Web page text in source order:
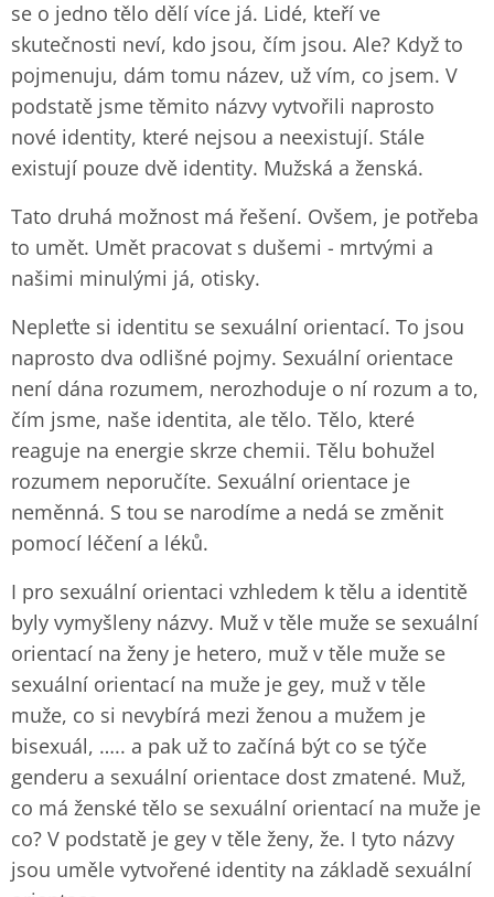
se o jedno tělo dělí více já. Lidé, kteří ve
skutečnosti neví, kdo jsou, čím jsou. Ale? Když to
pojmenuju, dám tomu název, už vím, co jsem. V
podstatě jsme těmito názvy vytvořili naprosto
nové identity, které nejsou a neexistují. Stále
existují pouze dvě identity. Mužská a ženská.
Tato druhá možnost má řešení. Ovšem, je potřeba
to umět. Umět pracovat s dušemi - mrtvými a
našimi minulými já, otisky.
Nepleťte si identitu se sexuální orientací. To jsou
naprosto dva odlišné pojmy. Sexuální orientace
není dána rozumem, nerozhoduje o ní rozum a to,
čím jsme, naše identita, ale tělo. Tělo, které
reaguje na energie skrze chemii. Tělu bohužel
rozumem neporučíte. Sexuální orientace je
neměnná. S tou se narodíme a nedá se změnit
pomocí léčení a léků.
I pro sexuální orientaci vzhledem k tělu a identitě
byly vymyšleny názvy. Muž v těle muže se sexuální
orientací na ženy je hetero, muž v těle muže se
sexuální orientací na muže je gey, muž v těle
muže, co si nevybírá mezi ženou a mužem je
bisexuál, ….. a pak už to začíná být co se týče
genderu a sexuální orientace dost zmatené. Muž,
co má ženské tělo se sexuální orientací na muže je
co? V podstatě je gey v těle ženy, že. I tyto názvy
jsou uměle vytvořené identity na základě sexuální